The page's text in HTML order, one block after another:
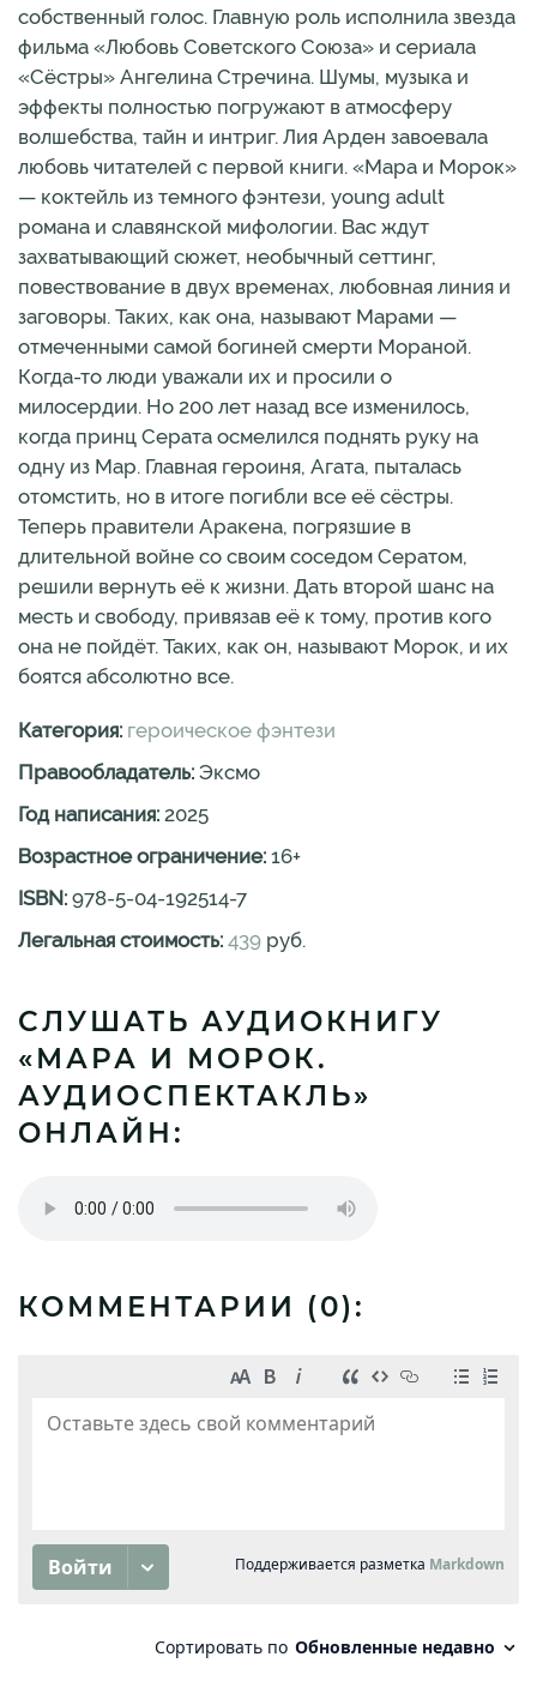
собственный голос. Главную роль исполнила звезда
фильма «Любовь Советского Союза» и сериала
«Сёстры» Ангелина Стречина. Шумы, музыка и
эффекты полностью погружают в атмосферу
волшебства, тайн и интриг. Лия Арден завоевала
любовь читателей с первой книги. «Мара и Морок»
— коктейль из темного фэнтези, young adult
романа и славянской мифологии. Вас ждут
захватывающий сюжет, необычный сеттинг,
повествование в двух временах, любовная линия и
заговоры. Таких, как она, называют Марами —
отмеченными самой богиней смерти Мораной.
Когда-то люди уважали их и просили о
милосердии. Но 200 лет назад все изменилось,
когда принц Серата осмелился поднять руку на
одну из Мар. Главная героиня, Агата, пыталась
отомстить, но в итоге погибли все её сёстры.
Теперь правители Аракена, погрязшие в
длительной войне со своим соседом Сератом,
решили вернуть её к жизни. Дать второй шанс на
месть и свободу, привязав её к тому, против кого
она не пойдёт. Таких, как он, называют Морок, и их
боятся абсолютно все.
Категория: героическое фэнтези
Правообладатель: Эксмо
Год написания: 2025
Возрастное ограничение: 16+
ISBN: 978-5-04-192514-7
Легальная стоимость: 439 руб.
СЛУШАТЬ АУДИОКНИГУ
«МАРА И МОРОК.
АУДИОСПЕКТАКЛЬ»
ОНЛАЙН:
КОММЕНТАРИИ (0):